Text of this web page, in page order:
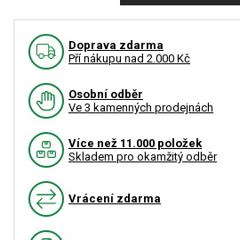
Doprava zdarma
Pří nákupu nad 2.000 Kč
Osobní odběr
Ve 3 kamenných prodejnách
Více než 11.000 položek
Skladem pro okamžitý odběr
Vrácení zdarma